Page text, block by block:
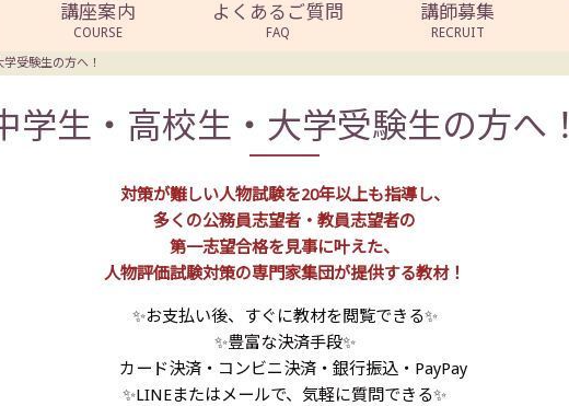
講座案内
COURSE
よくあるご質問
FAQ
講師募集
RECRUIT
受験生の方へ！
学生・高校生・大学受験生の方へ！
対策が難しい人物試験を20年以上も指導し、
多くの公務員志望者・教員志望者の
第一志望合格を見事に叶えた、
人物評価試験対策の専門家集団が提供する教材！
✨お支払い後、すぐに教材を閲覧できる✨
✨豊富な決済手段✨
カード決済・コンビニ決済・銀行振込・PayPay
✨LINEまたはメールで、気軽に質問できる✨